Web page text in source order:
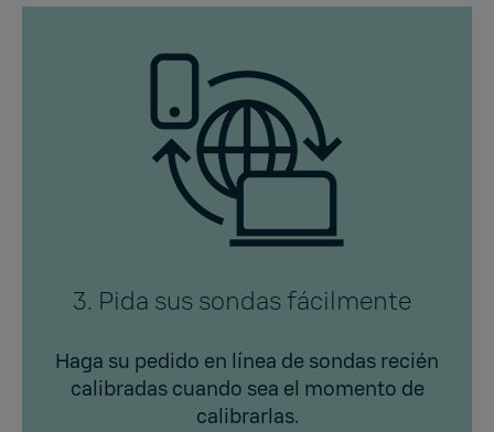
3. Pida sus sondas fácilmente
Haga su pedido en línea de sondas recién
calibradas cuando sea el momento de
calibrarlas.